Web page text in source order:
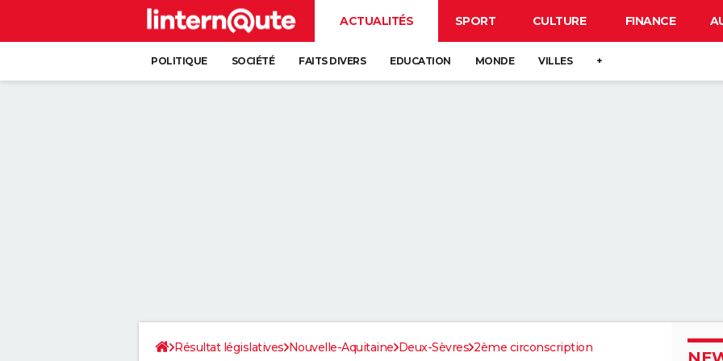
ACTUALITÉS SPORT CULTURE FINANCE
POLITIQUE SOCIÉTÉ FAITS DIVERS EDUCATION MONDE VILLES +
Résultat législatives Nouvelle-Aquitaine Deux-Sèvres 2ème circonscription